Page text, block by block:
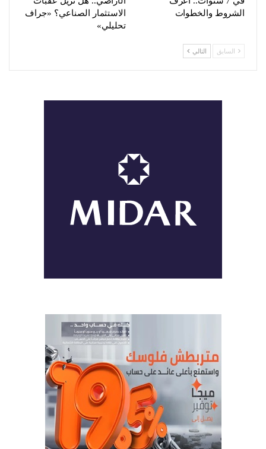
الشروط والخطوات
الاستثمار الصناعي؟ «جراف
تحليلي»
السابق التالي